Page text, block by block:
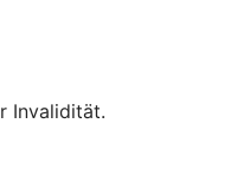
Invalidität.